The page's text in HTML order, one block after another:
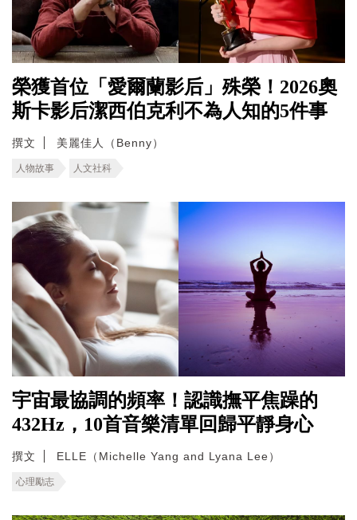
榮獲首位「愛爾蘭影后」殊榮！2026奧
斯卡影后潔西伯克利不為人知的5件事
撰文 美麗佳人（Benny）
人物故事 人文社科
宇宙最協調的頻率！認識撫平焦躁的
432Hz，10首音樂清單回歸平靜身心
撰文 ELLE（Michelle Yang and Lyana Lee）
心理勵志